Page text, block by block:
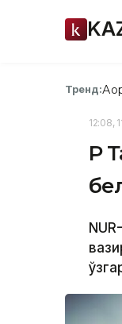
Тренд:
12:08,
ҚР